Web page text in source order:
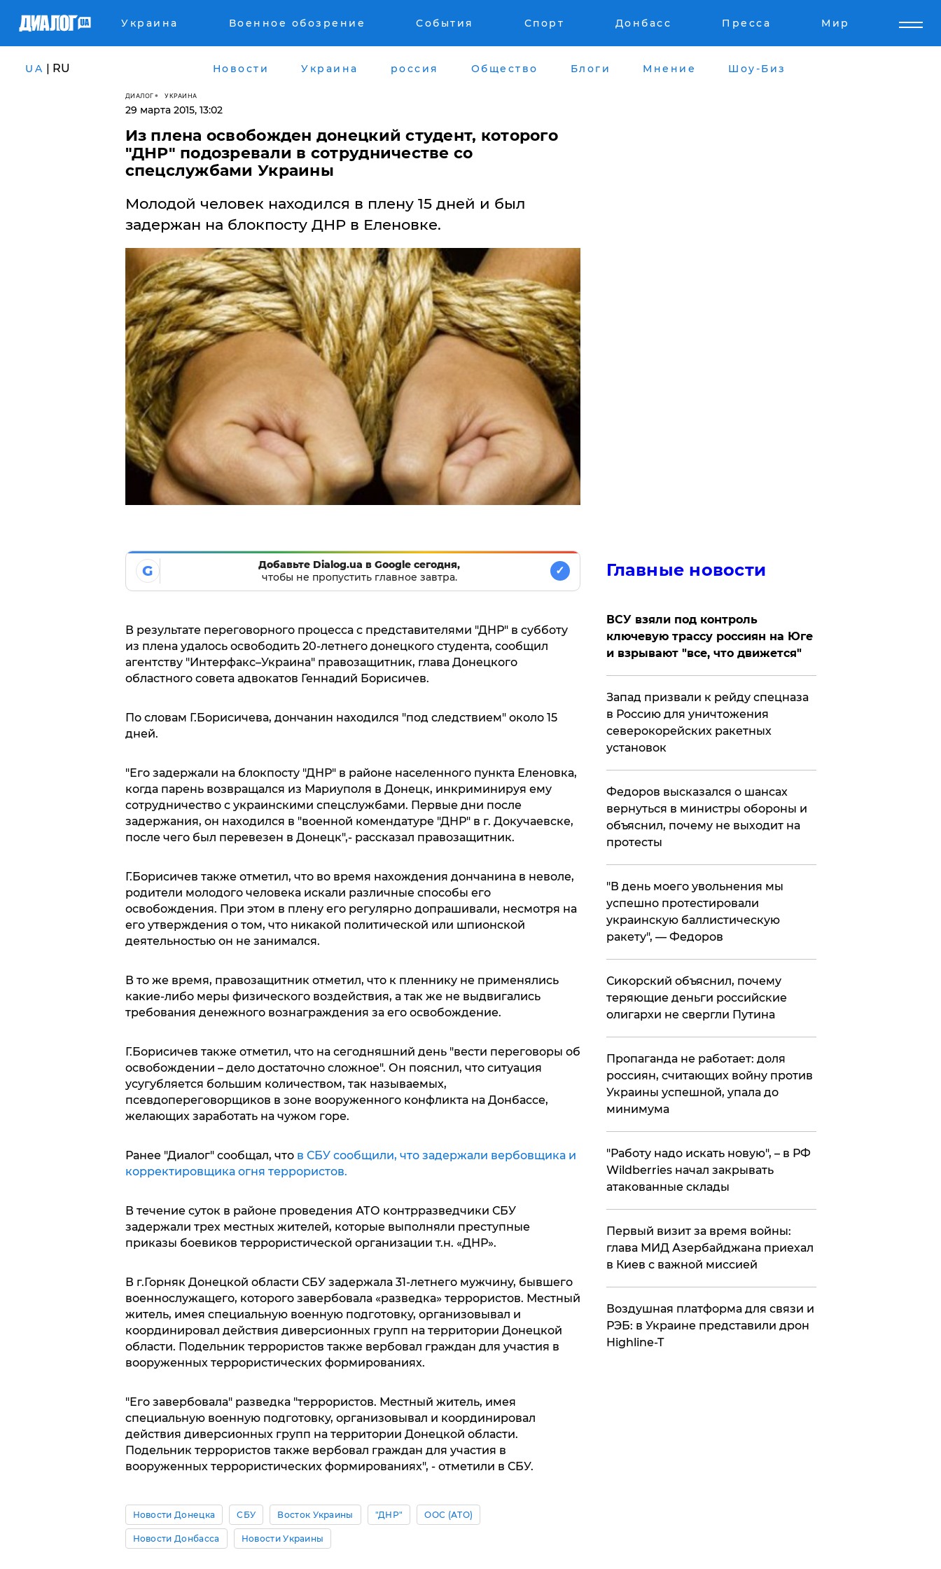
Украина Военное обозрение События Спорт Донбасс Пресса Мир
UA | RU Новости Украина россия Общество Блоги Мнение Шоу-Биз
ДИАЛОГ УКРАИНА
29 марта 2015, 13:02
Из плена освобожден донецкий студент, которого
"ДНР" подозревали в сотрудничестве со
спецслужбами Украины
Молодой человек находился в плену 15 дней и был
задержан на блокпосту ДНР в Еленовке.
G
Добавьте Dialog.ua в Google сегодня,
чтобы не пропустить главное завтра.
✓
В результате переговорного процесса с представителями "ДНР" в субботу
из плена удалось освободить 20-летнего донецкого студента, сообщил
агентству "Интерфакс–Украина" правозащитник, глава Донецкого
областного совета адвокатов Геннадий Борисичев.
По словам Г.Борисичева, дончанин находился "под следствием" около 15
дней.
"Его задержали на блокпосту "ДНР" в районе населенного пункта Еленовка,
когда парень возвращался из Мариуполя в Донецк, инкриминируя ему
сотрудничество с украинскими спецслужбами. Первые дни после
задержания, он находился в "военной комендатуре "ДНР" в г. Докучаевске,
после чего был перевезен в Донецк",- рассказал правозащитник.
Г.Борисичев также отметил, что во время нахождения дончанина в неволе,
родители молодого человека искали различные способы его
освобождения. При этом в плену его регулярно допрашивали, несмотря на
его утверждения о том, что никакой политической или шпионской
деятельностью он не занимался.
В то же время, правозащитник отметил, что к пленнику не применялись
какие-либо меры физического воздействия, а так же не выдвигались
требования денежного вознаграждения за его освобождение.
Г.Борисичев также отметил, что на сегодняшний день "вести переговоры об
освобождении – дело достаточно сложное". Он пояснил, что ситуация
усугубляется большим количеством, так называемых,
псевдопереговорщиков в зоне вооруженного конфликта на Донбассе,
желающих заработать на чужом горе.
Ранее "Диалог" сообщал, что в СБУ сообщили, что задержали вербовщика и
корректировщика огня террористов.
В течение суток в районе проведения АТО контрразведчики СБУ
задержали трех местных жителей, которые выполняли преступные
приказы боевиков террористической организации т.н. «ДНР».
В г.Горняк Донецкой области СБУ задержала 31-летнего мужчину, бывшего
военнослужащего, которого завербовала «разведка» террористов. Местный
житель, имея специальную военную подготовку, организовывал и
координировал действия диверсионных групп на территории Донецкой
области. Подельник террористов также вербовал граждан для участия в
вооруженных террористических формированиях.
"Его завербовала" разведка "террористов. Местный житель, имея
специальную военную подготовку, организовывал и координировал
действия диверсионных групп на территории Донецкой области.
Подельник террористов также вербовал граждан для участия в
вооруженных террористических формированиях", - отметили в СБУ.
Новости Донецка СБУ Восток Украины "ДНР" ООС (АТО)
Новости Донбасса Новости Украины
Главные новости
ВСУ взяли под контроль
ключевую трассу россиян на Юге
и взрывают "все, что движется"
Запад призвали к рейду спецназа
в Россию для уничтожения
северокорейских ракетных
установок
Федоров высказался о шансах
вернуться в министры обороны и
объяснил, почему не выходит на
протесты
​"В день моего увольнения мы
успешно протестировали
украинскую баллистическую
ракету", — Федоров
Сикорский объяснил, почему
теряющие деньги российские
олигархи не свергли Путина
​Пропаганда не работает: доля
россиян, считающих войну против
Украины успешной, упала до
минимума
"Работу надо искать новую", – в РФ
Wildberries начал закрывать
атакованные склады
Первый визит за время войны:
глава МИД Азербайджана приехал
в Киев с важной миссией
Воздушная платформа для связи и
РЭБ: в Украине представили дрон
Highline-T